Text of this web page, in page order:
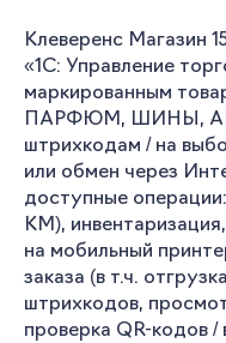
Клеверенс
«1С: Управление
маркированным
ПАРФЮМ, ШИНЫ,
штрихкодам / на
или обмен через
доступные
КМ),
на мобильный
заказа (в т.ч.
штрихкодов,
проверка QR-кодов